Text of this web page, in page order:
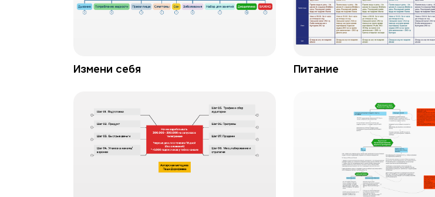
Измени себя Питание